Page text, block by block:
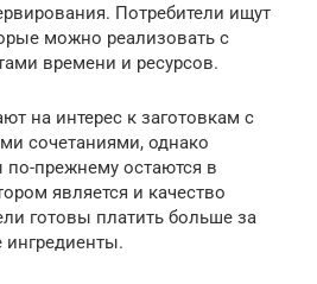
Потребители ищут
можно реализовать с
времени и ресурсов.
на интерес к заготовкам с
сочетаниями, однако
по-прежнему остаются в
является и качество
готовы платить больше за
ингредиенты.